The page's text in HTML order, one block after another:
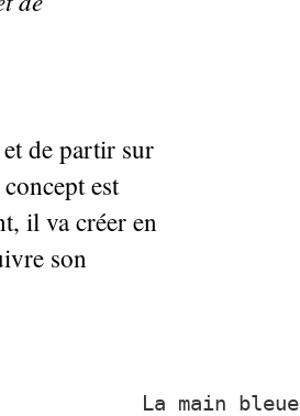
de partir sur
est
il va créer en
son
La main bleue